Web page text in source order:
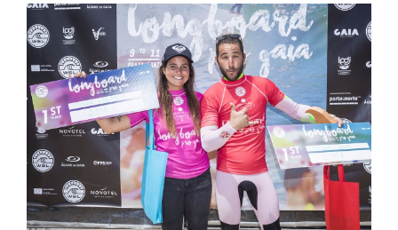
Ver
imagen
más
grande